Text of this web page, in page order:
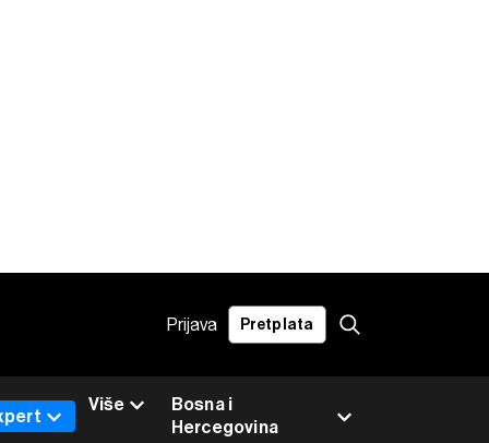
Prijava Pretplata
Bosna i
Hercegovina
Više